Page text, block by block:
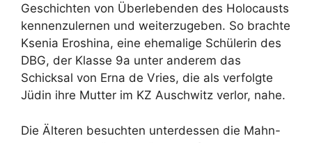
Geschichten von Überlebenden des Holocausts
kennenzulernen und weiterzugeben. So brachte
Ksenia Eroshina, eine ehemalige Schülerin des
DBG, der Klasse 9a unter anderem das
Schicksal von Erna de Vries, die als verfolgte
Jüdin ihre Mutter im KZ Auschwitz verlor, nahe.
Die Älteren besuchten unterdessen die Mahn-